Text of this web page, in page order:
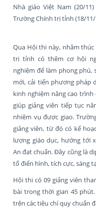
Nhà giáo Việt Nam (20/
Trường Chính trị tỉnh (18/
Qua Hội thi này, nhằm
trị tỉnh có thêm cơ hội
nghiệm để làm phong phú,
mới, cải tiến phương pháp
kinh nghiệm nâng cao
giúp giảng viên tiếp tục
nhiệm vụ được giao.
giảng viên, từ đó có kế
lượng giáo dục, hướng tới
An đạt chuẩn. Đây cũng là
tố điển hình, tích cực, sáng
Hội thi có 09 giảng viên
bài trong thời gian 45
trên các tiêu chí quy chuẩn